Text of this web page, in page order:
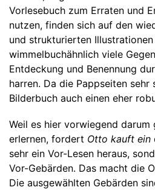
Vorlesebuch zum Erraten und
nutzen, finden sich auf den
und strukturierten
wimmelbuchähnlich viele
Entdeckung und Benennung
harren. Da die Pappseiten
Bilderbuch auch einen eher
Weil es hier vorwiegend darum
erlernen, fordert Otto kauft ein
sehr ein Vor-Lesen heraus,
Vor-Gebärden. Das macht die
Die ausgewählten Gebärden